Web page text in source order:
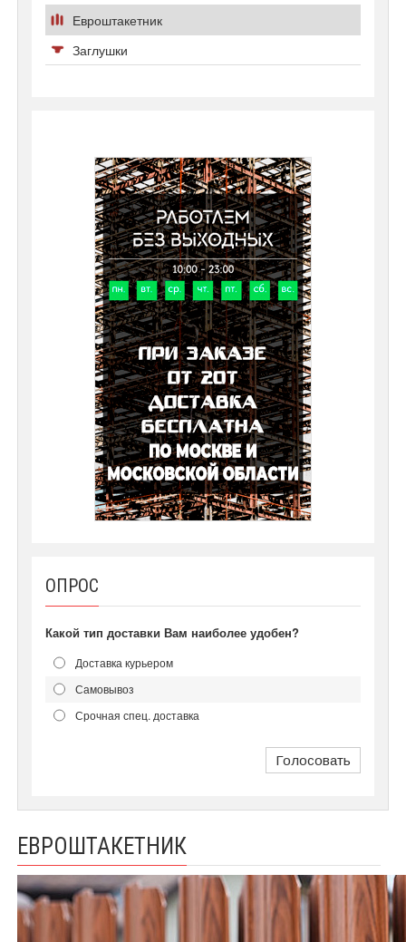
Евроштакетник
Заглушки
ОПРОС
Какой тип доставки Вам наиболее удобен?
Доставка курьером
Самовывоз
Срочная спец. доставка
Голосовать
ЕВРОШТАКЕТНИК